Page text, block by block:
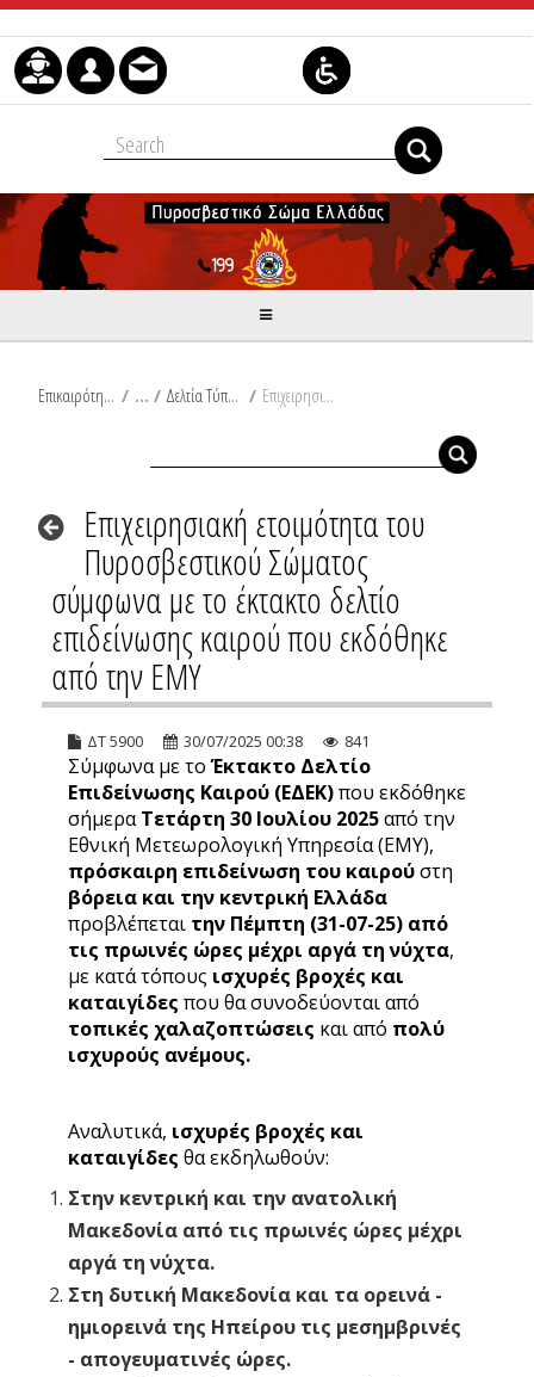
Skip to Content
Επικαιρότητα / Δελτία Τύπου / Επιχειρησιακή ετοιμότητα του Πυροσβεστικού Σώματος σύμφωνα με το έκτακτο δελτίο επιδείνωσης καιρού που εκδόθηκε από την ΕΜΥ
Επιχειρησιακή ετοιμότητα του
Πυροσβεστικού Σώματος
σύμφωνα με το έκτακτο δελτίο
επιδείνωσης καιρού που εκδόθηκε
από την ΕΜΥ
ΔΤ 5900 30/07/2025 00:38 841
Σύμφωνα με τοΈκτακτο Δελτίο
Επιδείνωσης Καιρού (ΕΔΕΚ)που εκδόθηκε
σήμεραΤετάρτη 30 Ιουλίου 2025από την
Εθνική Μετεωρολογική Υπηρεσία (ΕΜΥ),
πρόσκαιρη επιδείνωση του καιρούστη
βόρεια και την κεντρική Ελλάδα
προβλέπεται την Πέμπτη (31-07-25) από
τις πρωινές ώρες μέχρι αργά τη νύχτα,
με κατά τόπους ισχυρές βροχές και
καταιγίδες που θα συνοδεύονται από
τοπικές χαλαζοπτώσεις και από πολύ
ισχυρούς ανέμους.
Αναλυτικά, ισχυρές βροχές και
καταιγίδες θα εκδηλωθούν:
Στην κεντρική και την ανατολική
Μακεδονία από τις πρωινές ώρες μέχρι
αργά τη νύχτα.
Στη δυτική Μακεδονία και τα ορεινά -
ημιορεινά της Ηπείρου τις μεσημβρινές
- απογευματινές ώρες.